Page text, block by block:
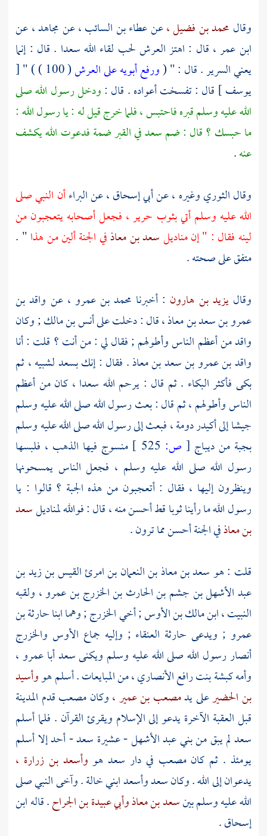
وقال محمد بن فضيل ،عنعطاء بن السائب ،عنمجاهد ،عن
ابن عمر ، قال : اهتز العرش لحب لقاء اللهسعدا . قال : إنما
يعني السرير . قال : " (ورفع أبويه على العرش
( 100 ) ) " [
يوسف ] قال : تفسخت أعواده . قال :ودخل رسول الله صلى
الله عليه وسلم قبره فاحتبس ، فلما خرج قيل له : يا رسول الله :
ما حبسك ؟ قال : ضمسعدفي القبر ضمة فدعوت الله يكشف
عنه.
وقالالثوريوغيره ، عنأبي إسحاق ،عنالبراءأن النبي صلى
الله عليه وسلم أتي بثوب حرير ، فجعل أصحابه يتعجبون من
لينه فقال : " إن مناديلسعد بن معاذفي الجنة ألين من هذا" .
متفق على صحته .
وقاليزيد بن هارون : أخبرنا محمد بن عمرو ،عن واقد بن
عمرو بن سعد بن معاذ ،قال : دخلت علىأنس بن مالك ;وكان
واقد من أعظم الناس وأطولهم ; فقال لي : من أنت ؟ قلت : أنا
واقد بن عمرو بن سعد بن معاذ. فقال : إنكبسعدلشبيه ، ثم
بكى فأكثر البكاء . ثم قال : يرحم الله سعدا ، كان من أعظم
الناس وأطولهم ، ثم قال : بعث رسول الله صلى الله عليه وسلم
جيشا إلى أكيدر دومة ، فبعث إلى رسول الله صلى الله عليه وسلم
بجبة من ديباج [ ص:
منسوج فيها الذهب ، فلبسها
رسول الله صلى الله عليه وسلم ، فجعل الناس يمسحونها
وينظرون إليها ، فقال : أتعجبون من هذه الجبة ؟ قالوا : يا
رسول الله ما رأينا ثوبا قط أحسن منه ، قال : فوالله لمناديلسعد
بن معاذفي الجنة أحسن مما ترون .
قلت : هوسعد بن معاذ بن النعمان بن امرئ القيس بن زيد بن
عبد الأشهل بن جشم بن الحارث بن الخزرج بن عمرو ، ولقبه
النبيت ،ابن مالك بن الأوس ;أخيالخزرج ;وهما ابناحارثة بن
عمرو ; ويدعى حارثة العنقاء ; وإليه جماع الأوس والخزرج
أنصار رسول الله صلى الله عليه وسلم ويكنىسعد أبا عمرو ،
وأمهكبشة بنت رافع الأنصاري ،من المبايعات . أسلم هووأسيد
بن الحضيرعلى يدمصعب بن عمير ،وكانمصعبقدم المدينة
قبل العقبة الآخرة يدعو إلى الإسلام ويقرئ القرآن . فلما أسلم
سعدلم يبق منبني عبد الأشهل- عشيرة سعد- أحد إلا أسلم
يومئذ . ثم كانمصعب في دار سعد هو وأسعد بن زرارة ،
يدعوان إلى الله . وكانسعدوأسعدابني خالة . وآخى النبي صلى
الله عليه وسلم بينسعد بن معاذوأبي عبيدة بن الجراح. قالهابن
إسحاق.